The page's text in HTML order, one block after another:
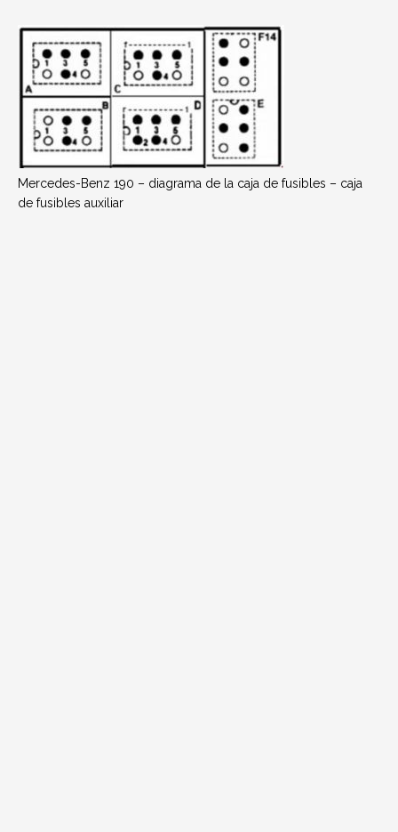
Mercedes-Benz 190 – diagrama de la caja de fusibles – caja
de fusibles auxiliar